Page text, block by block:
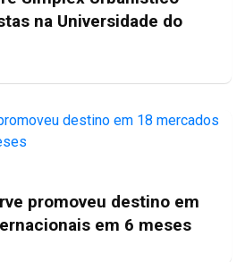
na Universidade do
promoveu destino em
em 6 meses